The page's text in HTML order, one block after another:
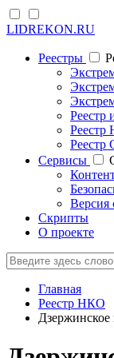
LIDREKON.RU
Реестры
Реестр
Cервисы
Версия
Скрипты
О проекте
Главная
Реестр НКО
Дзержинское